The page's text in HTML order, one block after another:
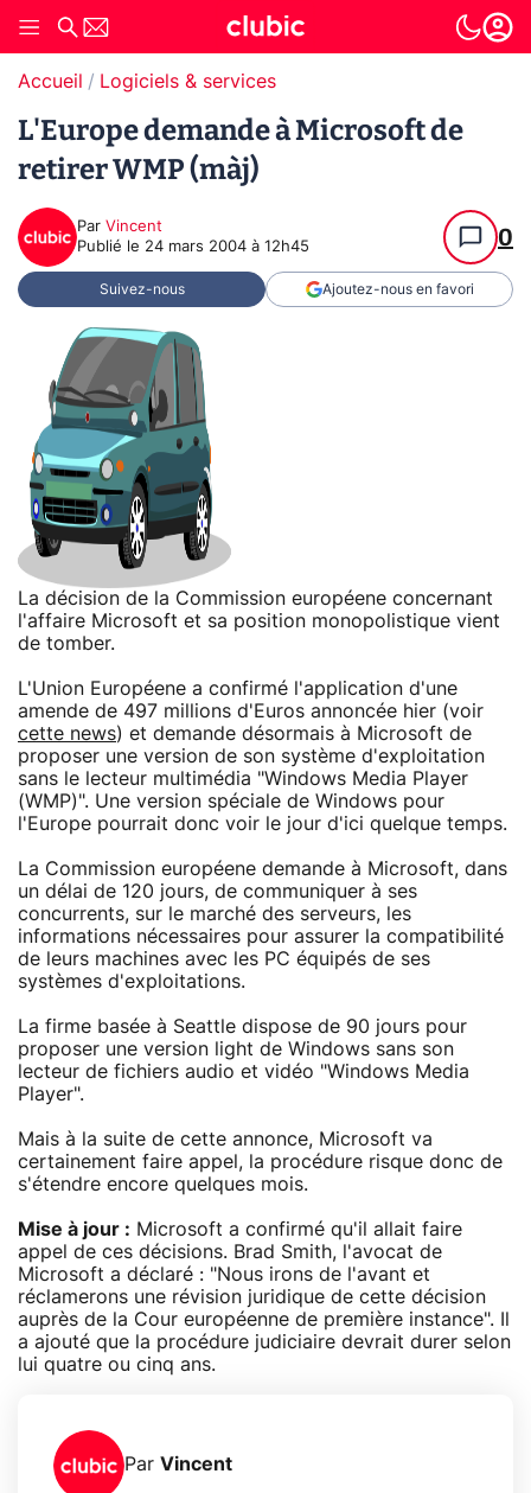
Accueil Logiciels & services
L'Europe demande à Microsoft de
retirer WMP (màj)
Par Vincent
Publié le 24 mars 2004 à 12h45 0
Suivez-nous Ajoutez-nous en favori
La décision de la Commission européene concernant
l'affaire Microsoft et sa position monopolistique vient
de tomber.
L'Union Européene a confirmé l'application d'une
amende de 497 millions d'Euros annoncée hier (voir
cette news) et demande désormais à Microsoft de
proposer une version de son système d'exploitation
sans le lecteur multimédia "Windows Media Player
(WMP)". Une version spéciale de Windows pour
l'Europe pourrait donc voir le jour d'ici quelque temps.
La Commission européene demande à Microsoft, dans
un délai de 120 jours, de communiquer à ses
concurrents, sur le marché des serveurs, les
informations nécessaires pour assurer la compatibilité
de leurs machines avec les PC équipés de ses
systèmes d'exploitations.
La firme basée à Seattle dispose de 90 jours pour
proposer une version light de Windows sans son
lecteur de fichiers audio et vidéo "Windows Media
Player".
Mais à la suite de cette annonce, Microsoft va
certainement faire appel, la procédure risque donc de
s'étendre encore quelques mois.
Mise à jour : Microsoft a confirmé qu'il allait faire
appel de ces décisions. Brad Smith, l'avocat de
Microsoft a déclaré : "Nous irons de l'avant et
réclamerons une révision juridique de cette décision
auprès de la Cour européenne de première instance". Il
a ajouté que la procédure judiciaire devrait durer selon
lui quatre ou cinq ans.
Par Vincent